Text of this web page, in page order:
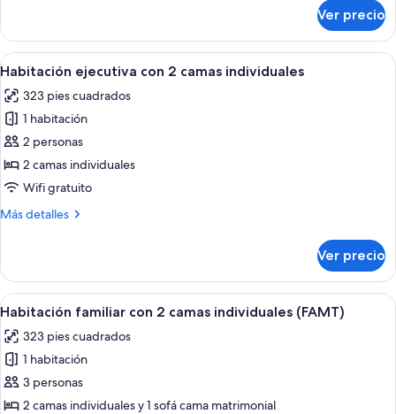
Deluxe
con
2
individuales
Ver precio
Abrir
todas
las
fotos
de
Habitación
ejecutiva
2
Habitación ejecutiva con 2 camas
10
Habitación ejecutiva con 2 camas individuales
323 pies cuadrados
1 habitación
2 personas
2 camas individuales
Wifi gratuito
Más detalles
Más
ejecutiva
con
2
individuales
Ver precio
Abrir
todas
las
fotos
de
Habitación
Habitación familiar con 2 camas
14
Habitación familiar con 2 camas individuales (FAMT)
323 pies cuadrados
1 habitación
3 personas
2 camas individuales y 1 sofá cama matrimonial